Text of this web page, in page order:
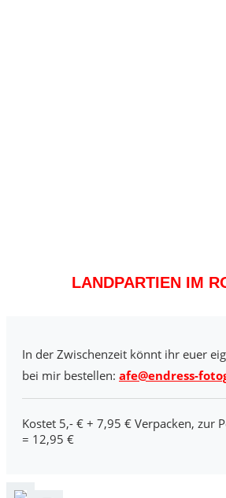
LANDPARTIEN IM
In der Zwischenzeit könnt ihr euer
bei mir bestellen: afe@endress-
Kostet 5,- € + 7,95 € Verpacken, zur
= 12,95 €